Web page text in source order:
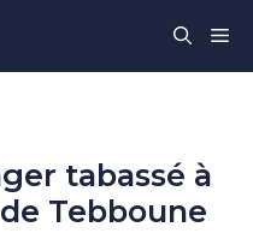
tabassé à
Tebboune